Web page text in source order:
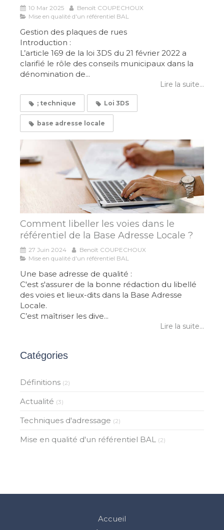
10 Mar 2025
Benoît COUPECHOUX
Mise en qualité d'un référentiel BAL
Gestion des plaques de rues
Introduction :
L’article 169 de la loi 3DS du 21 février 2022 a
clarifié le rôle des conseils municipaux dans la
dénomination de...
Lire la suite...
; technique Loi 3DS
base adresse locale
Comment libeller les voies dans le
référentiel de la Base Adresse Locale ?
27 Juin 2024
Benoît COUPECHOUX
Mise en qualité d'un référentiel BAL
Une base adresse de qualité :
C'est s'assurer de la bonne rédaction du libellé
des voies et lieux-dits dans la Base Adresse
Locale.
C’est maîtriser les dive...
Lire la suite...
Catégories
Définitions (2)
Actualité (3)
Techniques d'adressage (2)
Mise en qualité d'un référentiel BAL (2)
Accueil